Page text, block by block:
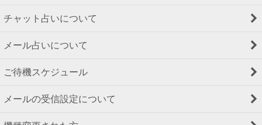
チャット占いについて
メール占いについて
ご待機スケジュール
メールの受信設定について